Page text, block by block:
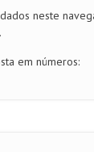
neste
em números: